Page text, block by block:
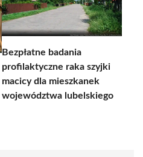
Bezpłatne badania
profilaktyczne raka szyjki
macicy dla mieszkanek
województwa lubelskiego